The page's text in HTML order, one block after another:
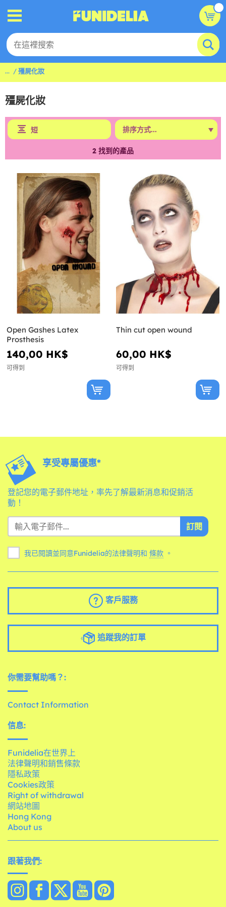
... 殭屍化妝
殭屍化妝
短
2 找到的產品
Open Gashes Latex
Prosthesis
140,00 HK$
可得到
Thin cut open wound
60,00 HK$
可得到
享受專屬優惠*
登記您的電子郵件地址，率先了解最新消息和促銷活
動！
訂閱
我已閱讀並同意Funidelia的法律聲明和 條款 。
客戶服務
追蹤我的訂單
你需要幫助嗎？:
Contact Information
信息:
Funidelia在世界上
法律聲明和銷售條款
隱私政策
Cookies政策
Right of withdrawal
網站地圖
Hong Kong
About us
跟著我們: